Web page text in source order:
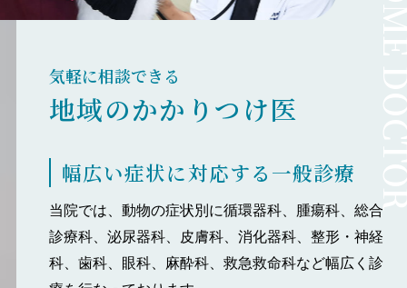
気軽に相談できる
地域のかかりつけ医
幅広い症状に対応する一般診療
当院では、動物の症状別に循環器科、腫瘍科、総合
診療科、泌尿器科、皮膚科、消化器科、整形・神経
科、歯科、眼科、麻酔科、救急救命科など幅広く診